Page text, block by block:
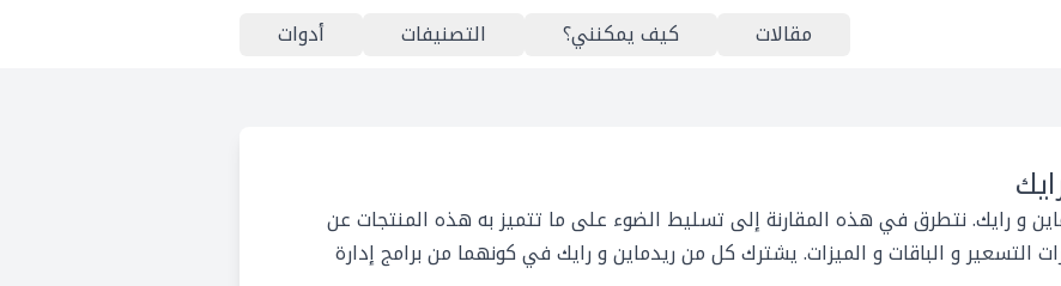
مقالات كيف يمكنني؟ التصنيفات أدوات
و رايك. نتطرق في هذه المقارنة إلى تسليط الضوء على ما تتميز به هذه المنتجات عن
التسعير و الباقات و الميزات. يشترك كل من ريدماين و رايك في كونهما من برامج إدارة